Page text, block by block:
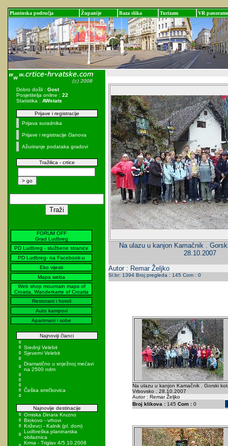
Planinska područja Županije Baza slika Turizam VR panorame
Dobro došli : Gost
Posjetitelja online : 22
Statistika : AWstats
Prijave i registracije
Prijava suradnika
Prijave i registracije članova
Ažuriranje podataka gradovi
Tražilica - crtice
FORUM OFF
Grad Ludbreg
PD Ludbreg - službene stranice
PD Ludbreg- na Facebook-u
Eko vijesti
Mapa weba
Web shop mountain maps of
Croatia, Wanderkarte of Croatia
Restorani i hoteli
Auto kampovi
Apartmani i sobe
Najnoviji članci
Srednji Velebit
Sjeverni Velebit
Dramatično u snježnoj mećavi
na 2500 ndm
Češka smrčkovica
Najnovije destinacije
Omiska Dinara Kruzno
Biokovo - vrhovi
Križevci - Kalnik (pl. dom)
Ludbreška planinarska
obilaznica
Krma - Triglav 4/5.10.2008
Na ulazu u kanjon Kamačnik .
28.10.2007
Autor : Remar Željko
Sl.br: 1394 Broj pregleda : 145 Com : 0
Na ulazu u kanjon Kamačnik . Gorski
Vrbovsko . 28.10.2007
Autor : Remar Željko
Broj klikova :145 Com :0